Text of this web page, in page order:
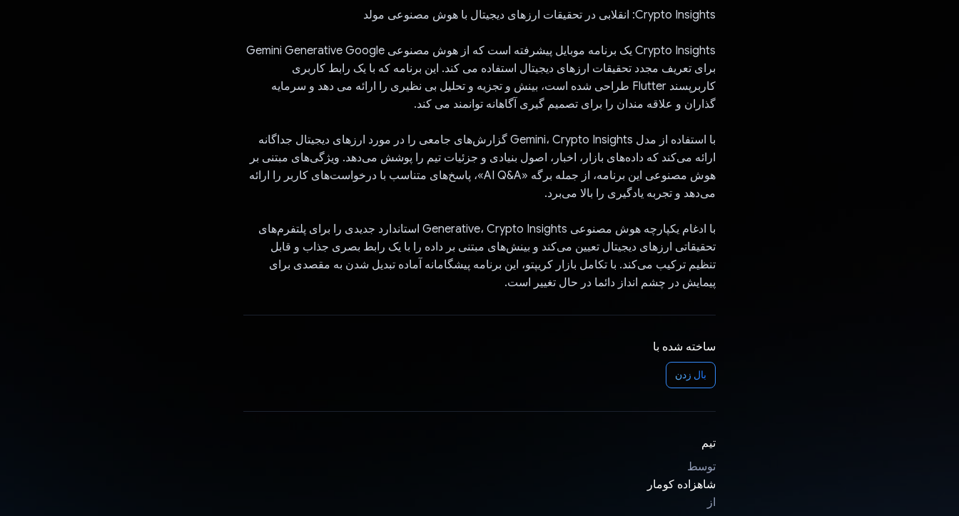
Crypto Insights: انقلابی در تحقیقات ارزهای دیجیتال با هوش مصنوعی مولد
Crypto Insights یک برنامه موبایل پیشرفته است که از هوش مصنوعی Gemini Generative Google
برای تعریف مجدد تحقیقات ارزهای دیجیتال استفاده می کند. این برنامه که با یک رابط کاربری
کاربرپسند Flutter طراحی شده است، بینش و تجزیه و تحلیل بی نظیری را ارائه می دهد و سرمایه
گذاران و علاقه مندان را برای تصمیم گیری آگاهانه توانمند می کند.
با استفاده از مدل Gemini، Crypto Insights گزارش‌های جامعی را در مورد ارزهای دیجیتال جداگانه
ارائه می‌کند که داده‌های بازار، اخبار، اصول بنیادی و جزئیات تیم را پوشش می‌دهد. ویژگی‌های مبتنی بر
هوش مصنوعی این برنامه، از جمله برگه «AI Q&A»، پاسخ‌های متناسب با درخواست‌های کاربر را ارائه
می‌دهد و تجربه یادگیری را بالا می‌برد.
با ادغام یکپارچه هوش مصنوعی Generative، Crypto Insights استاندارد جدیدی را برای پلتفرم‌های
تحقیقاتی ارزهای دیجیتال تعیین می‌کند و بینش‌های مبتنی بر داده را با یک رابط بصری جذاب و قابل
تنظیم ترکیب می‌کند. با تکامل بازار کریپتو، این برنامه پیشگامانه آماده تبدیل شدن به مقصدی برای
پیمایش در چشم انداز دائما در حال تغییر است.
ساخته شده با
بال زدن
تیم
توسط
شاهزاده کومار
از